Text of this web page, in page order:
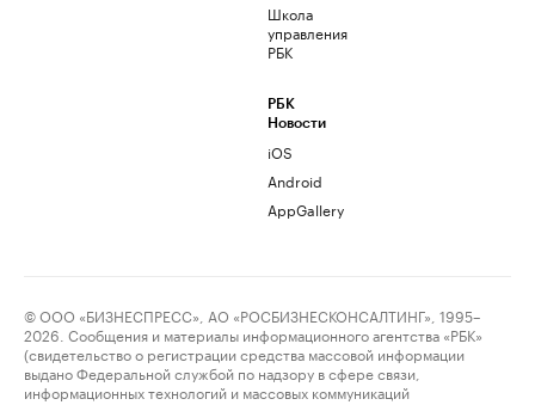
Школа
управления
РБК
РБК
Новости
iOS
Android
AppGallery
© ООО «БИЗНЕСПРЕСС», АО «РОСБИЗНЕСКОНСАЛТИНГ», 1995–
2026. Сообщения и материалы информационного агентства «РБК»
(свидетельство о регистрации средства массовой информации
выдано Федеральной службой по надзору в сфере связи,
информационных технологий и массовых коммуникаций